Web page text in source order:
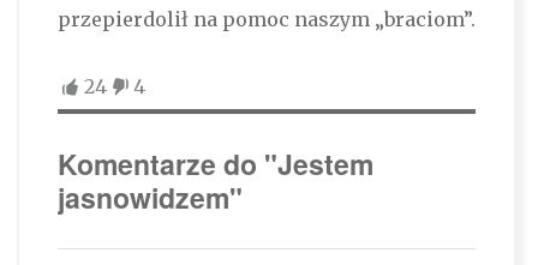
przepierdolił na pomoc naszym „braciom”.
24 4
Komentarze do "Jestem
jasnowidzem"